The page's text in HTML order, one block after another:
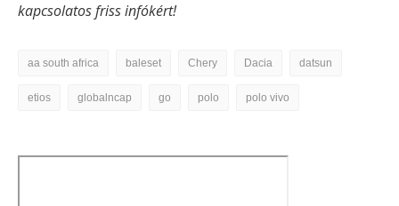
kapcsolatos friss infókért!
aa south africa baleset Chery Dacia datsun
etios globalncap go polo polo vivo